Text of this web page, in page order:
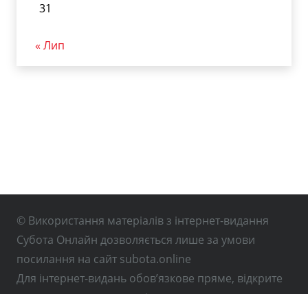
31
« Лип
© Використання матеріалів з інтернет-видання
Субота Онлайн дозволяється лише за умови
посилання на сайт subota.online
Для інтернет-видань обов’язкове пряме, відкрите